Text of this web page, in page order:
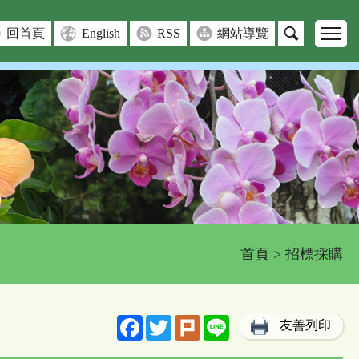
回首頁 English RSS 網站導覽
首頁 > 招標採購
FacebookTwitterPlurk Line 友善列印